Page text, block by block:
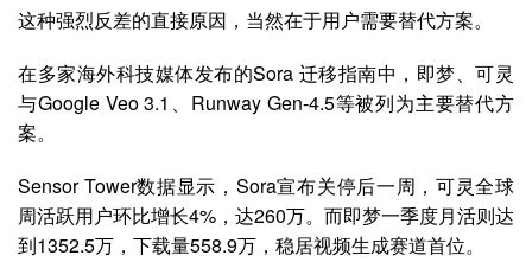
这种强烈反差的直接原因，当然在于用户需要替代方案。
在多家海外科技媒体发布的Sora 迁移指南中，即梦、可灵
与Google Veo 3.1、Runway Gen-4.5等被列为主要替代方
案。
Sensor Tower数据显示，Sora宣布关停后一周，可灵全球
周活跃用户环比增长4%，达260万。而即梦一季度月活则达
到1352.5万，下载量558.9万，稳居视频生成赛道首位。